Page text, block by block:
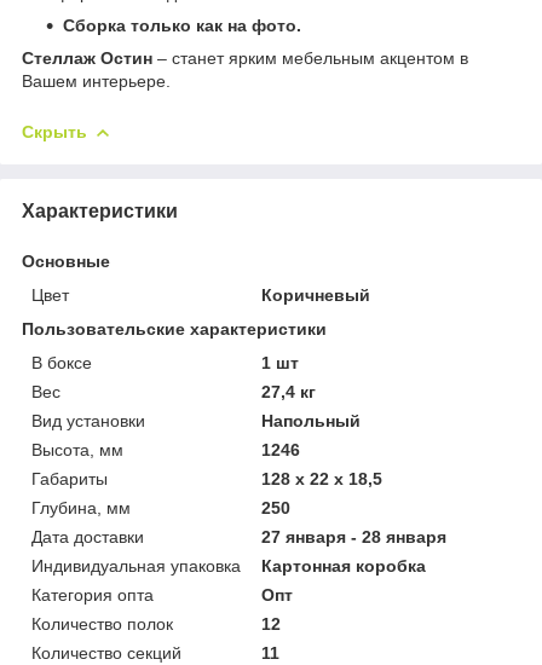
Сборка только как на фото.
Стеллаж Остин – станет ярким мебельным акцентом в
Вашем интерьере.
Скрыть
Характеристики
Основные
Цвет
Коричневый
Пользовательские характеристики
В боксе
1 шт
Вес
27,4 кг
Вид установки
Напольный
Высота, мм
1246
Габариты
128 x 22 x 18,5
Глубина, мм
250
Дата доставки
27 января - 28 января
Индивидуальная упаковка
Картонная коробка
Категория опта
Опт
Количество полок
12
Количество секций
11